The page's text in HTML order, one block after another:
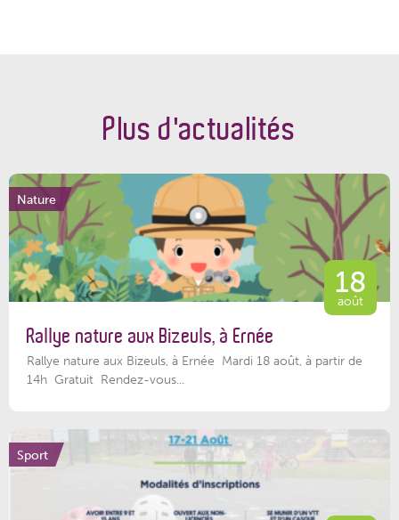
Plus d'actualités
Nature
18
août
Rallye nature aux Bizeuls, à Ernée
Rallye nature aux Bizeuls, à Ernée Mardi 18 août, à partir de
14h Gratuit Rendez-vous...
Sport